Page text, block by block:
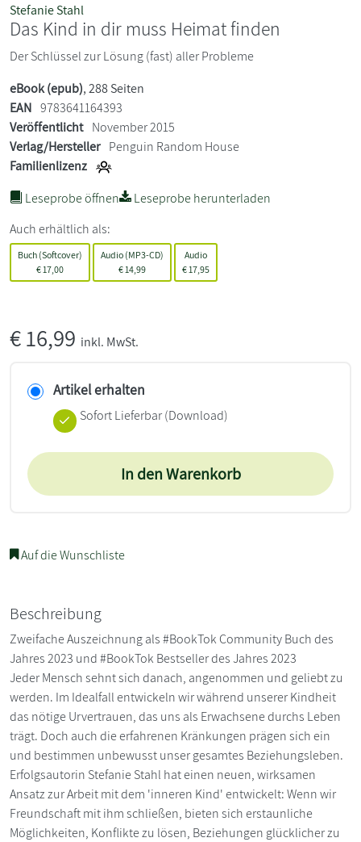
Stefanie Stahl
Das Kind in dir muss Heimat finden
Der Schlüssel zur Lösung (fast) aller Probleme
eBook (epub), 288 Seiten
EAN 9783641164393
Veröffentlicht November 2015
Verlag/Hersteller Penguin Random House
Familienlizenz
Leseprobe öffnen
Leseprobe herunterladen
Auch erhältlich als:
Buch (Softcover)
€ 17,00
Audio (MP3-CD)
€ 14,99
Audio
€ 17,95
€16,99 inkl. MwSt.
Artikel erhalten
Sofort Lieferbar (Download)
In den Warenkorb
Auf die Wunschliste
Beschreibung
Zweifache Auszeichnung als #BookTok Community Buch des
Jahres 2023 und #BookTok Bestseller des Jahres 2023
Jeder Mensch sehnt sich danach, angenommen und geliebt zu
werden. Im Idealfall entwickeln wir während unserer Kindheit
das nötige Urvertrauen, das uns als Erwachsene durchs Leben
trägt. Doch auch die erfahrenen Kränkungen prägen sich ein
und bestimmen unbewusst unser gesamtes Beziehungsleben.
Erfolgsautorin Stefanie Stahl hat einen neuen, wirksamen
Ansatz zur Arbeit mit dem 'inneren Kind' entwickelt: Wenn wir
Freundschaft mit ihm schließen, bieten sich erstaunliche
Möglichkeiten, Konflikte zu lösen, Beziehungen glücklicher zu